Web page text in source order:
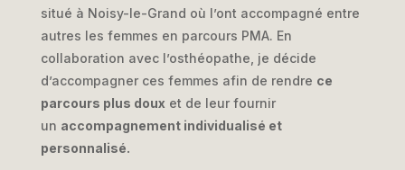
situé à Noisy-le-Grand où l’ont accompagné entre
autres les femmes en parcours PMA. En
collaboration avec l’osthéopathe, je décide
d’accompagner ces femmes afin de rendre ce
parcours plus doux et de leur fournir
un accompagnement individualisé et
personnalisé.